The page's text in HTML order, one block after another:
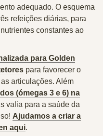
adequado. O esquema
refeições diárias, para
constantes ao
para Golden
para favorecer o
articulações. Além
(ómegas 3 e 6) na
valia para a saúde da
Ajudamos a criar a
aqui.